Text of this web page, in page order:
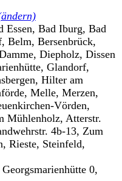
Essen, Bad Iburg, Bad
Belm, Bersenbrück,
Diepholz, Dissen
Glandorf,
Hilter am
Melle, Merzen,
Vörden,
Mühlenholz, Atterstr.
4b-13, Zum
Rieste, Steinfeld,
0,